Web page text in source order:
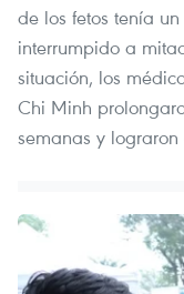
de los fetos tenía
interrumpido a
situación, los
Chi Minh
semanas y